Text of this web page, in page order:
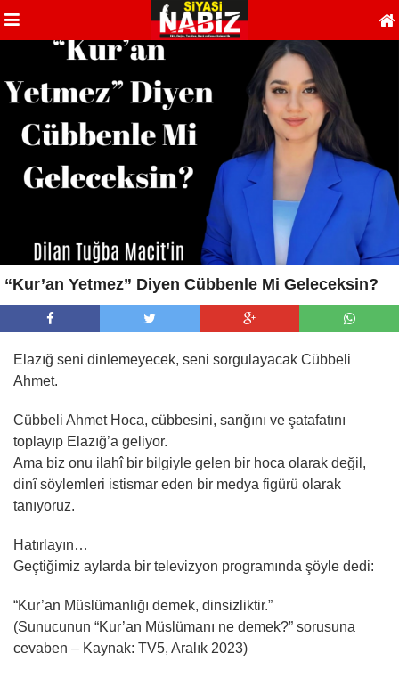
“Kur’an Yetmez” Diyen Cübbenle Mi Geleceksin?
Elazığ seni dinlemeyecek, seni sorgulayacak Cübbeli
Ahmet.
Cübbeli Ahmet Hoca, cübbesini, sarığını ve şatafatını
toplayıp Elazığ’a geliyor.
Ama biz onu ilahî bir bilgiyle gelen bir hoca olarak değil,
dinî söylemleri istismar eden bir medya figürü olarak
tanıyoruz.
Hatırlayın…
Geçtiğimiz aylarda bir televizyon programında şöyle dedi:
“Kur’an Müslümanlığı demek, dinsizliktir.”
(Sunucunun “Kur’an Müslümanı ne demek?” sorusuna
cevaben – Kaynak: TV5, Aralık 2023)